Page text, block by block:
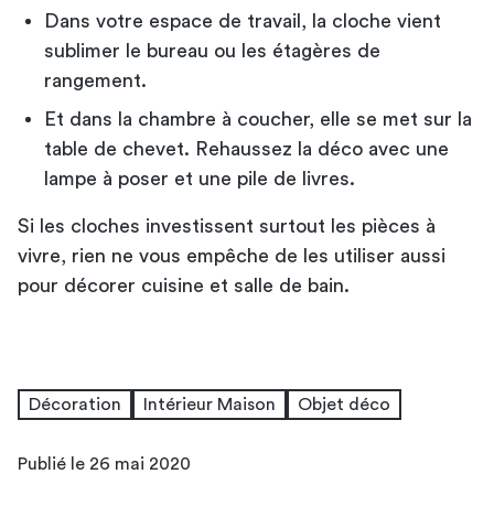
Dans votre espace de travail, la cloche vient
sublimer le bureau ou les étagères de
rangement.
Et dans la chambre à coucher, elle se met sur la
table de chevet. Rehaussez la déco avec une
lampe à poser et une pile de livres.
Si les cloches investissent surtout les pièces à
vivre, rien ne vous empêche de les utiliser aussi
pour décorer cuisine et salle de bain.
Décoration Intérieur Maison Objet déco
Publié le 26 mai 2020